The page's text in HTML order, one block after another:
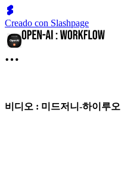
Creado con Slashpage
비디오 : 미드저니-하이루오